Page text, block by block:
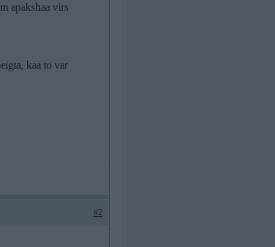
apakshaa virs
kaa to var
#2